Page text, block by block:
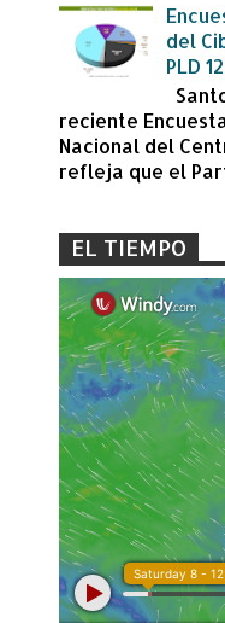
del
PLD
reciente
Nacional del
refleja que el
EL TIEMPO